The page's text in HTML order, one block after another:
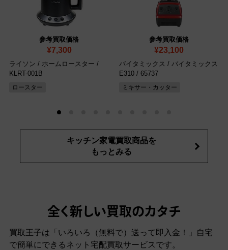
参考買取価格
¥7,300
ライソン / ホームロースター /
KLRT-001B
ロースター
参考買取価格
¥23,100
バイタミックス / バイタミックス
E310 / 65737
ミキサー・カッター
キッチン家電買取商品を
もっとみる
全く新しい買取のカタチ
買取王子は「いろいろ（無料で）送って即入金！」自宅
で簡単にできるネット宅配買取サービスです。